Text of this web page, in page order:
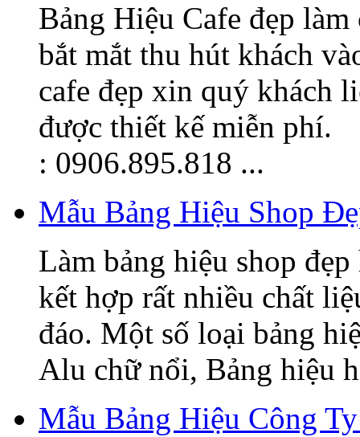
Bảng Hiệu Cafe đẹp
bắt mắt thu hút khách
cafe đẹp xin quý khách
được thiết kế miễn
: 0906.895.818 ...
Mẫu Bảng Hiệu Shop
Làm bảng hiệu shop
kết hợp rất nhiều chất
đáo. Một số loại bảng
Alu chữ nổi, Bảng hiệu
Mẫu Bảng Hiệu Công